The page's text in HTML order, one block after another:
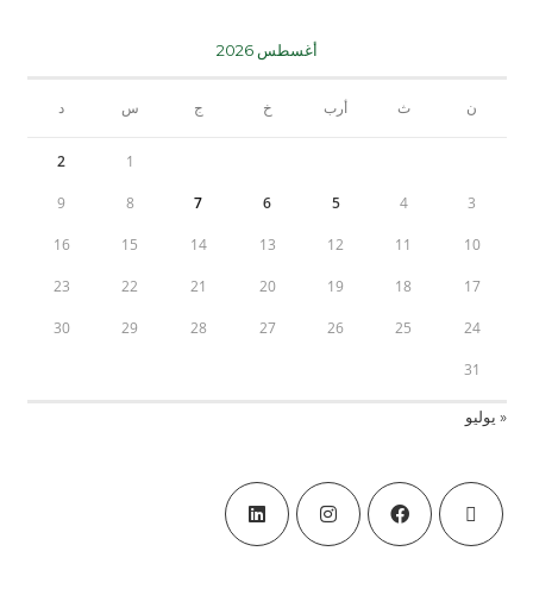
أغسطس 2026
ن ث أرب خ ج س د
1
2
3
4
5
6
7
8
9
10
11
12
13
14
15
16
17
18
19
20
21
22
23
24
25
26
27
28
29
30
31
« يوليو